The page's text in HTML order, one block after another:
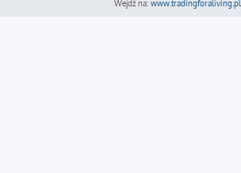
Wejdź na: www.tradingforaliving.pl